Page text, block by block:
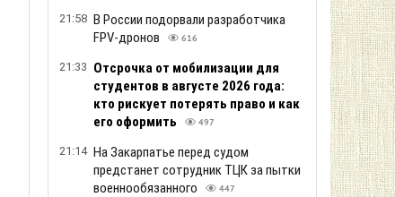
21:58 В России подорвали разработчика
FPV-дронов
616
21:33 Отсрочка от мобилизации для
студентов в августе 2026 года:
кто рискует потерять право и как
его оформить
497
21:14 На Закарпатье перед судом
предстанет сотрудник ТЦК за пытки
военнообязанного
447